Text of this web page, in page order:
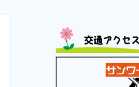
交通アクセス